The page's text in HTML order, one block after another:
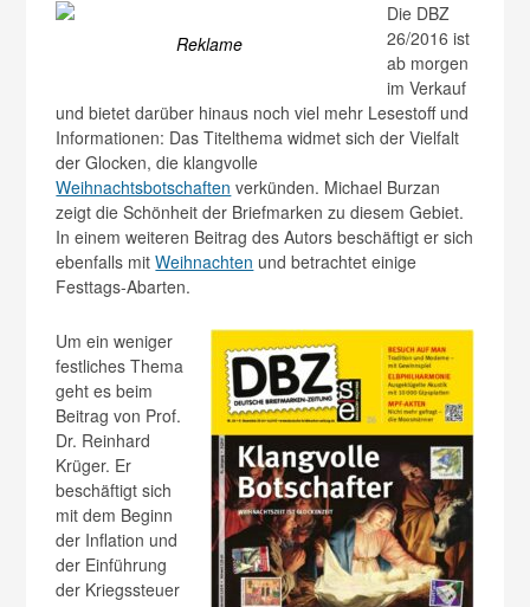
Reklame
Die DBZ
26/2016 ist
ab morgen
im Verkauf
und bietet darüber hinaus noch viel mehr Lesestoff und
Informationen: Das Titelthema widmet sich der Vielfalt
der Glocken, die klangvolle
Weihnachtsbotschaften verkünden. Michael Burzan
zeigt die Schönheit der Briefmarken zu diesem Gebiet.
In einem weiteren Beitrag des Autors beschäftigt er sich
ebenfalls mitWeihnachten und betrachtet einige
Festtags-Abarten.
Um ein weniger
festliches Thema
geht es beim
Beitrag von Prof.
Dr. Reinhard
Krüger. Er
beschäftigt sich
mit dem Beginn
der Inflation und
der Einführung
der Kriegssteuer